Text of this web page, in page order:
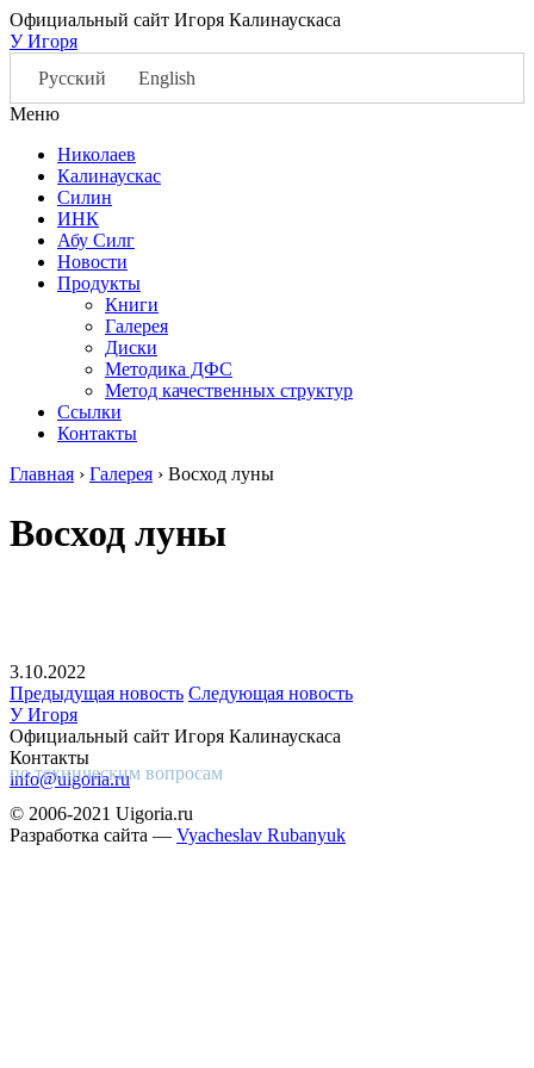
Официальный сайт Игоря Калинаускаса
У Игоря
Русский
English
Меню
Николаев
Калинаускас
Силин
ИНК
Абу Силг
Новости
Продукты
Книги
Галерея
Диски
Методика ДФС
Метод качественных структур
Ссылки
Контакты
Главная › Галерея › Восход луны
Восход луны
3.10.2022
Предыдущая новость Следующая новость
У Игоря
Официальный сайт Игоря Калинаускаса
Контакты
info@uigoria.ru
по техническим вопросам
© 2006-2021 Uigoria.ru
Разработка сайта — Vyacheslav Rubanyuk